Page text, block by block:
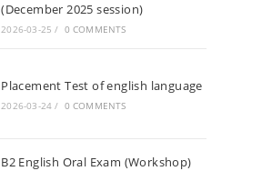
(December 2025 session)
2026-03-25 / 0 COMMENTS
Placement Test of english language
2026-03-24 / 0 COMMENTS
B2 English Oral Exam (Workshop)